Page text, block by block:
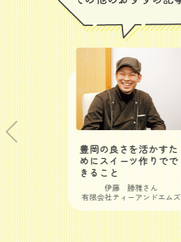
豊岡の良さを活かすた
めにスイーツ作りでで
きること
伊藤 勝雅さん
有限会社ティーアンドエムズ